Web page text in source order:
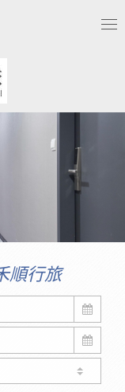
順行旅